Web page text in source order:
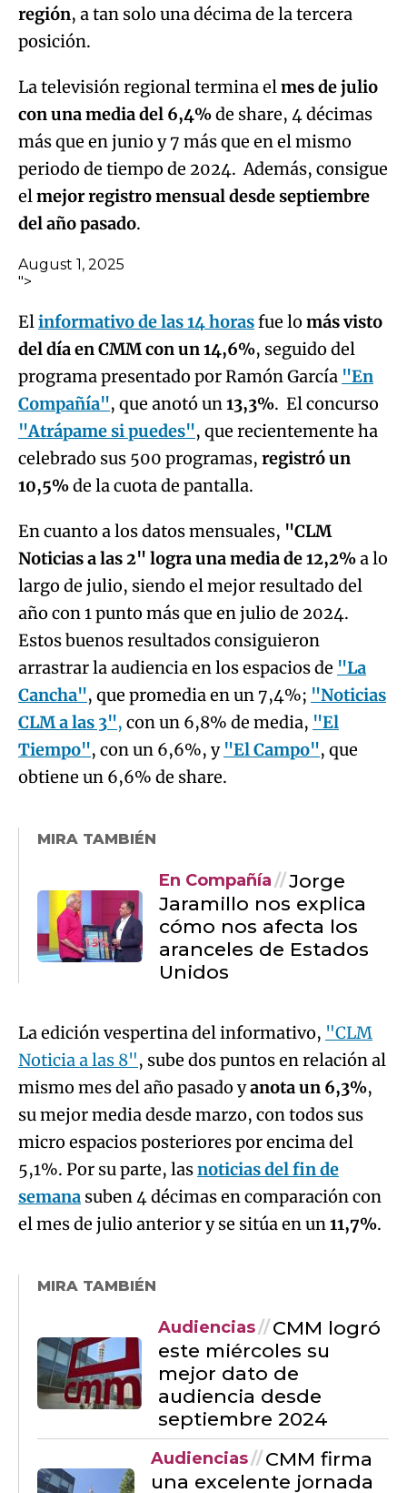
región, a tan solo una décima de la tercera
posición.
La televisión regional termina elmes de julio
con una media del 6,4%de share, 4 décimas
más que en junio y 7 más que en el mismo
periodo de tiempo de 2024. Además, consigue
elmejor registro mensual desde septiembre
del año pasado.
August 1, 2025
">
Elinformativo de las 14 horasfue lo más visto
del día en CMM con un 14,6%, seguido del
programa presentado por Ramón García "En
Compañía", que anotó un13,3%. El concurso
"Atrápame si puedes", que recientemente ha
celebrado sus 500 programas, registró un
10,5%de la cuota de pantalla.
En cuanto a los datos mensuales, "CLM
Noticias a las 2" logra una media de 12,2%a lo
largo de julio, siendo el mejor resultado del
año con 1 punto más que en julio de 2024.
Estos buenos resultados consiguieron
arrastrar la audiencia en los espacios de "La
Cancha", que promedia en un 7,4%; "Noticias
CLM a las 3", con un 6,8% de media, "El
Tiempo", con un 6,6%, y "El Campo", que
obtiene un 6,6% de share.
MIRA TAMBIÉN
En Compañía
Jorge
Jaramillo nos explica
cómo nos afecta los
aranceles de Estados
Unidos
La edición vespertina del informativo, "CLM
Noticia a las 8", sube dos puntos en relación al
mismo mes del año pasado yanota un 6,3%,
su mejor media desde marzo, con todos sus
micro espacios posteriores por encima del
5,1%. Por su parte, lasnoticias del fin de
semana suben 4 décimas en comparación con
el mes de julio anterior y se sitúa en un11,7%.
MIRA TAMBIÉN
Audiencias
CMM logró
este miércoles su
mejor dato de
audiencia desde
septiembre 2024
Audiencias
CMM firma
una excelente jornada